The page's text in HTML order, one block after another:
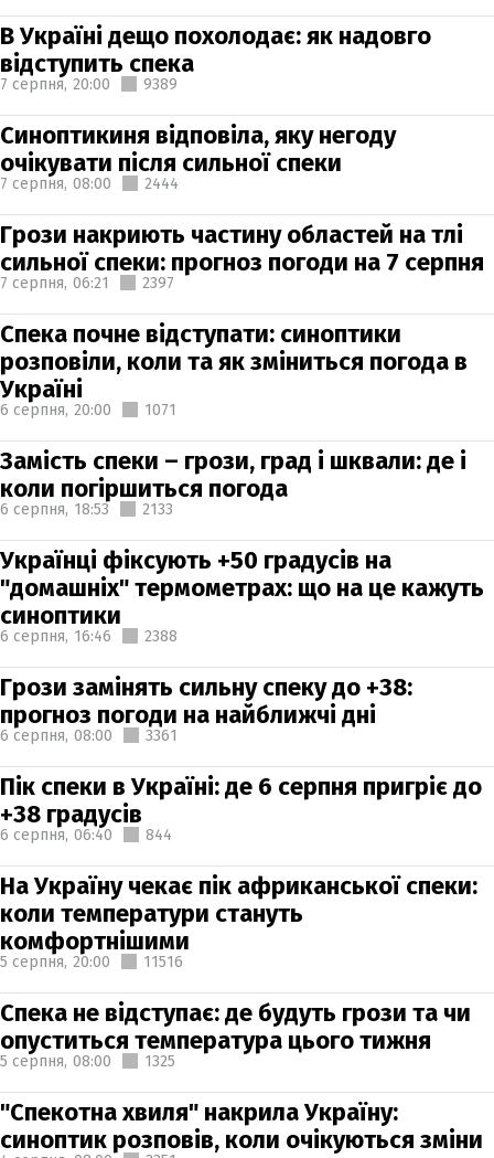
В Україні дещо похолодає: як надовго
відступить спека
7 серпня, 20:00 9389
Синоптикиня відповіла, яку негоду
очікувати після сильної спеки
7 серпня, 08:00 2444
Грози накриють частину областей на тлі
сильної спеки: прогноз погоди на 7 серпня
7 серпня, 06:21 2397
Спека почне відступати: синоптики
розповіли, коли та як зміниться погода в
Україні
6 серпня, 20:00 1071
Замість спеки – грози, град і шквали: де і
коли погіршиться погода
6 серпня, 18:53 2133
Українці фіксують +50 градусів на
"домашніх" термометрах: що на це кажуть
синоптики
6 серпня, 16:46 2388
Грози замінять сильну спеку до +38:
прогноз погоди на найближчі дні
6 серпня, 08:00 3361
Пік спеки в Україні: де 6 серпня пригріє до
+38 градусів
6 серпня, 06:40 844
На Україну чекає пік африканської спеки:
коли температури стануть
комфортнішими
5 серпня, 20:00 11516
Спека не відступає: де будуть грози та чи
опуститься температура цього тижня
5 серпня, 08:00 1325
"Спекотна хвиля" накрила Україну:
синоптик розповів, коли очікуються зміни